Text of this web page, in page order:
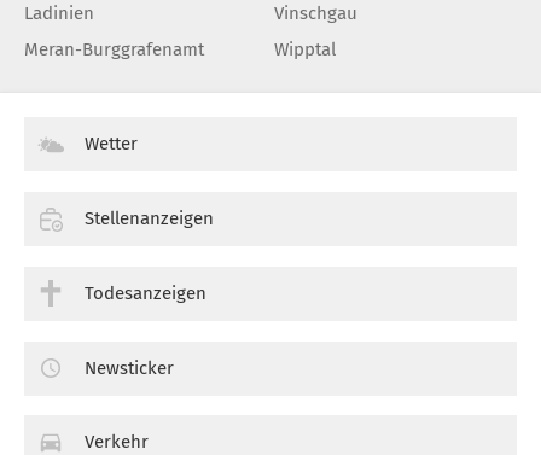
Ladinien
Meran-Burggrafenamt
Vinschgau
Wipptal
Wetter
Stellenanzeigen
Todesanzeigen
Newsticker
Verkehr